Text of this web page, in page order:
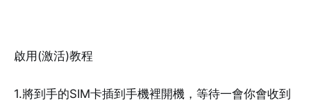
啟用(激活)教程
1.將到手的SIM卡插到手機裡開機，等待一會你會收到